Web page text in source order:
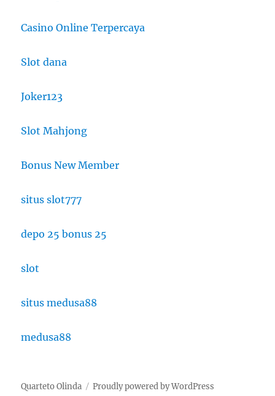
Casino Online Terpercaya
Slot dana
Joker123
Slot Mahjong
Bonus New Member
situs slot777
depo 25 bonus 25
slot
situs medusa88
medusa88
Quarteto Olinda Proudly powered by WordPress